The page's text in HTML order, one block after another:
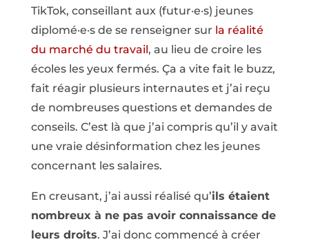
TikTok, conseillant aux (futur·e·s) jeunes
diplomé·e·s de se renseigner sur la réalité
du marché du travail, au lieu de croire les
écoles les yeux fermés. Ça a vite fait le buzz,
fait réagir plusieurs internautes et j’ai reçu
de nombreuses questions et demandes de
conseils. C’est là que j’ai compris qu’il y avait
une vraie désinformation chez les jeunes
concernant les salaires.
En creusant, j’ai aussi réalisé qu’ils étaient
nombreux à ne pas avoir connaissance de
leurs droits. J’ai donc commencé à créer